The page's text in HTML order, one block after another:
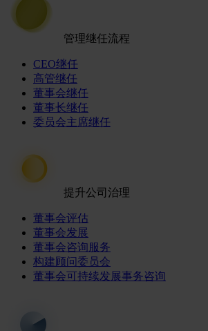
管理继任流程
CEO继任
高管继任
董事会继任
董事长继任
委员会主席继任
提升公司治理
董事会评估
董事会发展
董事会咨询服务
构建顾问委员会
董事会可持续发展事务咨询